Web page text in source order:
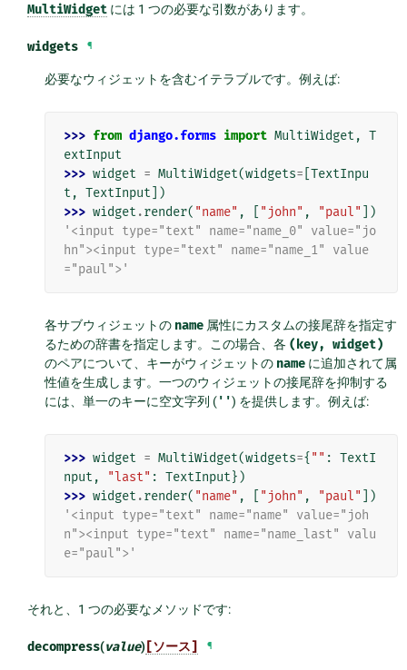
MultiWidgetには 1 つの必要な引数があります。
widgets ¶
必要なウィジェットを含むイテラブルです。例えば:
>>> from django.forms import MultiWidget , T
extInput
>>> widget = MultiWidget(widgets= [TextInpu
t , TextInput ])
>>> widget .render( "name" , "john" , "paul"
])
'<input type="text" name="name_0" value="jo
hn"><input type="text" name="name_1" value
="paul">'
各サブウィジェットの name 属性にカスタムの接尾辞を指定す
るための辞書を指定します。この場合、各 (key, widget)
のペアについて、キーがウィジェットの name に追加されて属
性値を生成します。一つのウィジェットの接尾辞を抑制する
には、単一のキーに空文字列 ('') を提供します。例えば:
>>> widget = MultiWidget(widgets={ "" : TextI
nput , "last" : TextInput})
>>> widget .render( "name" , "john" , "paul"
])
'<input type="text" name="name" value="joh
n"><input type="text" name="name_last" valu
e="paul">'
それと、1 つの必要なメソッドです:
decompress(value)[ソース] ¶